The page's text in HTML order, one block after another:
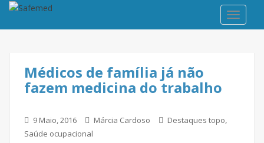
Médicos de família já não
fazem medicina do trabalho
9 Maio, 2016 Márcia Cardoso Destaques topo,
Saúde ocupacional